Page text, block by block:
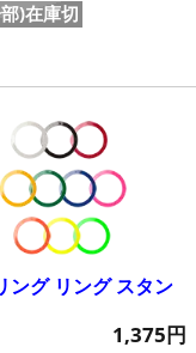
)在庫切
ング リング スタン
1,375円